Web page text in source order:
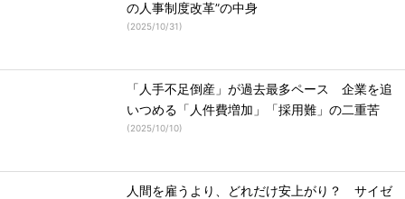
の人事制度改革”の中身
(2025/10/31)
「人手不足倒産」が過去最多ペース 企業を追
いつめる「人件費増加」「採用難」の二重苦
(2025/10/10)
人間を雇うより、どれだけ安上がり？ サイゼ